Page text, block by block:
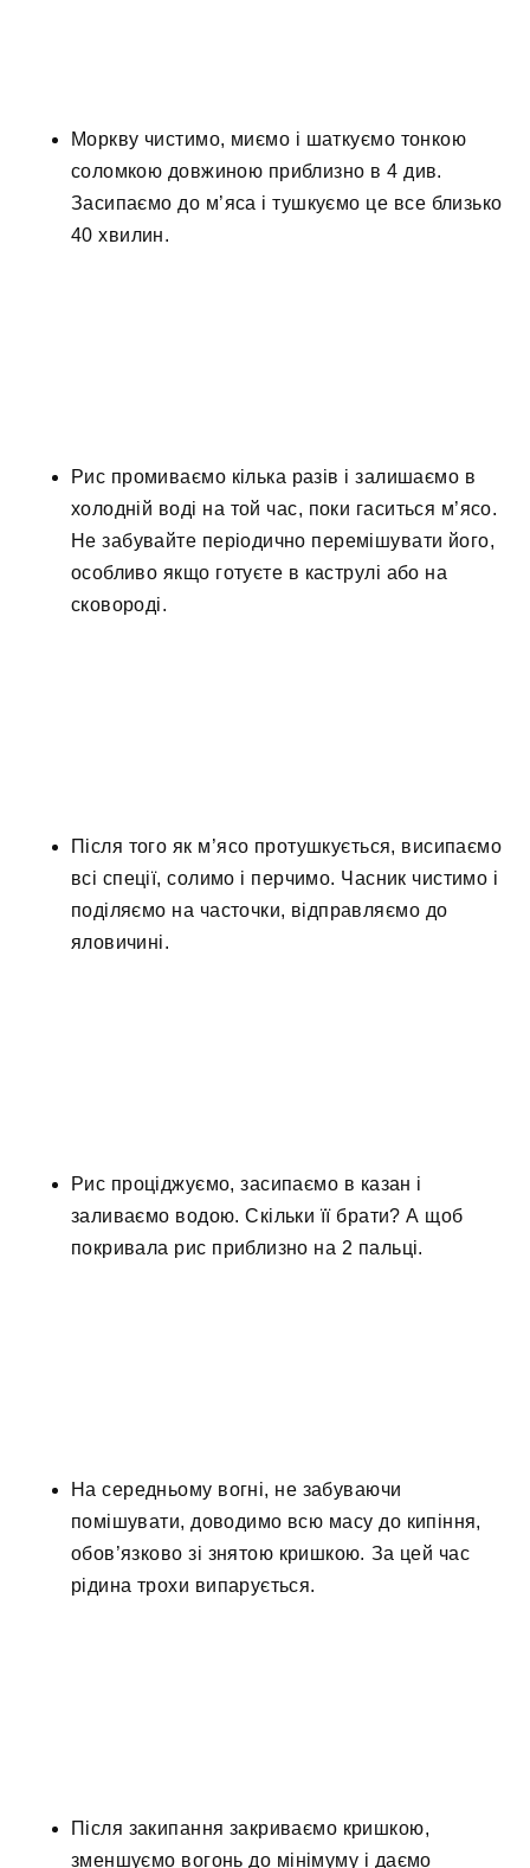
Моркву чистимо, миємо і шаткуємо тонкою
соломкою довжиною приблизно в 4 див.
Засипаємо до м’яса і тушкуємо це все близько
40 хвилин.
Рис промиваємо кілька разів і залишаємо в
холодній воді на той час, поки гаситься м’ясо.
Не забувайте періодично перемішувати його,
особливо якщо готуєте в каструлі або на
сковороді.
Після того як м’ясо протушкується, висипаємо
всі спеції, солимо і перчимо. Часник чистимо і
поділяємо на часточки, відправляємо до
яловичині.
Рис проціджуємо, засипаємо в казан і
заливаємо водою. Скільки її брати? А щоб
покривала рис приблизно на 2 пальці.
На середньому вогні, не забуваючи
помішувати, доводимо всю масу до кипіння,
обов’язково зі знятою кришкою. За цей час
рідина трохи випарується.
Після закипання закриваємо кришкою,
зменшуємо вогонь до мінімуму і даємо